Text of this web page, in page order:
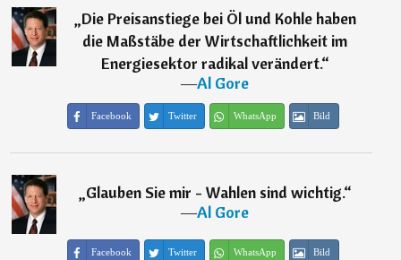
„Die Preisanstiege bei Öl und Kohle haben
die Maßstäbe der Wirtschaftlichkeit im
Energiesektor radikal verändert.“
―Al Gore
Facebook Twitter WhatsApp Bild
„Glauben Sie mir - Wahlen sind wichtig.“
―Al Gore
Facebook Twitter WhatsApp Bild